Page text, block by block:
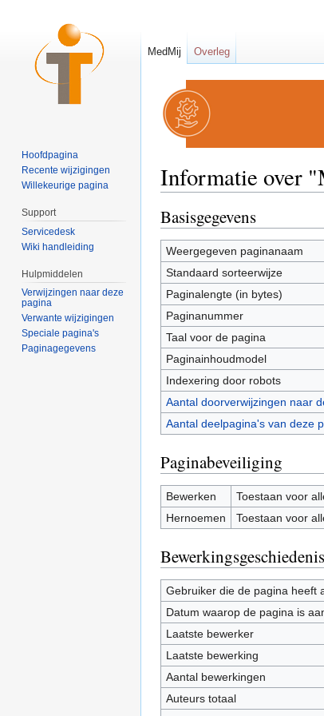
Informatie over
Basisgegevens
Weergegeven paginanaam
Standaard sorteerwijze
Paginalengte (in bytes)
Paginanummer
Taal voor de pagina
Paginainhoudmodel
Indexering door robots
Aantal doorverwijzingen naar
Aantal deelpagina's van deze
Paginabeveiliging
Bewerken
Toestaan voor
Hernoemen
Toestaan voor
Bewerkingsgeschiedenis
Gebruiker die de pagina heeft
Datum waarop de pagina is
Laatste bewerker
Laatste bewerking
Aantal bewerkingen
Auteurs totaal
MedMij Overleg
Hoofdpagina
Recente wijzigingen
Willekeurige pagina
Support
Servicedesk
Wiki handleiding
Hulpmiddelen
Verwijzingen naar deze
pagina
Verwante wijzigingen
Speciale pagina's
Paginagegevens